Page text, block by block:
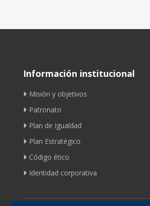
Información institucional
Misión y objetivos
Patronato
Plan de Igualdad
Plan Estratégico
Código ético
Identidad corporativa